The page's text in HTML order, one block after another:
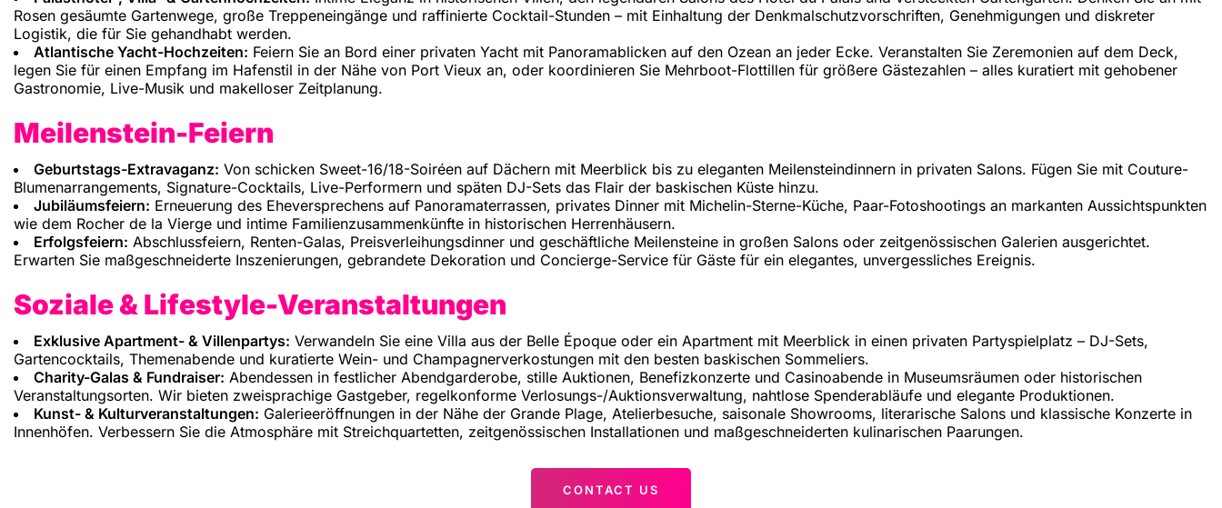
Rosen gesäumte Gartenwege, große Treppeneingänge und raffinierte Cocktail-Stunden – mit Einhaltung der Denkmalschutzvorschriften, Genehmigungen und diskreter
Logistik, die für Sie gehandhabt werden.
Atlantische Yacht-Hochzeiten: Feiern Sie an Bord einer privaten Yacht mit Panoramablicken auf den Ozean an jeder Ecke. Veranstalten Sie Zeremonien auf dem Deck,
legen Sie für einen Empfang im Hafenstil in der Nähe von Port Vieux an, oder koordinieren Sie Mehrboot-Flottillen für größere Gästezahlen – alles kuratiert mit gehobener
Gastronomie, Live-Musik und makelloser Zeitplanung.
Meilenstein-Feiern
Geburtstags-Extravaganz: Von schicken Sweet-16/18-Soiréen auf Dächern mit Meerblick bis zu eleganten Meilensteindinnern in privaten Salons. Fügen Sie mit Couture-
Blumenarrangements, Signature-Cocktails, Live-Performern und späten DJ-Sets das Flair der baskischen Küste hinzu.
Jubiläumsfeiern: Erneuerung des Eheversprechens auf Panoramaterrassen, privates Dinner mit Michelin-Sterne-Küche, Paar-Fotoshootings an markanten Aussichtspunkten
wie dem Rocher de la Vierge und intime Familienzusammenkünfte in historischen Herrenhäusern.
Erfolgsfeiern: Abschlussfeiern, Renten-Galas, Preisverleihungsdinner und geschäftliche Meilensteine in großen Salons oder zeitgenössischen Galerien ausgerichtet.
Erwarten Sie maßgeschneiderte Inszenierungen, gebrandete Dekoration und Concierge-Service für Gäste für ein elegantes, unvergessliches Ereignis.
Soziale & Lifestyle-Veranstaltungen
Exklusive Apartment- & Villenpartys: Verwandeln Sie eine Villa aus der Belle Époque oder ein Apartment mit Meerblick in einen privaten Partyspielplatz – DJ-Sets,
Gartencocktails, Themenabende und kuratierte Wein- und Champagnerverkostungen mit den besten baskischen Sommeliers.
Charity-Galas & Fundraiser: Abendessen in festlicher Abendgarderobe, stille Auktionen, Benefizkonzerte und Casinoabende in Museumsräumen oder historischen
Veranstaltungsorten. Wir bieten zweisprachige Gastgeber, regelkonforme Verlosungs-/Auktionsverwaltung, nahtlose Spenderabläufe und elegante Produktionen.
Kunst- & Kulturveranstaltungen: Galerieeröffnungen in der Nähe der Grande Plage, Atelierbesuche, saisonale Showrooms, literarische Salons und klassische Konzerte in
Innenhöfen. Verbessern Sie die Atmosphäre mit Streichquartetten, zeitgenössischen Installationen und maßgeschneiderten kulinarischen Paarungen.
CONTACT US